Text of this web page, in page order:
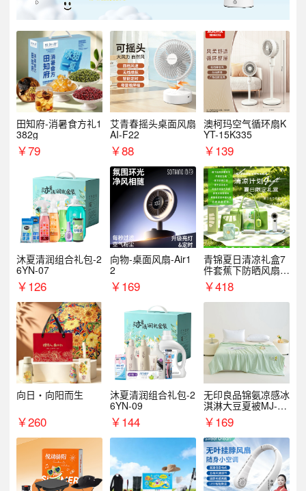
田知府-消暑食方礼1
382g
￥79
艾青春摇头桌面风扇
AI-F22
￥88
澳柯玛空气循环扇K
YT-15K335
￥139
沐夏清润组合礼包-2
6YN-07
￥126
向物-桌面风扇-Air1
2
￥169
青锦夏日清凉礼盒7
件套蕉下防晒风扇员
工福利端午伴手礼企
业定制
￥418
向日・向阳而生
￥260
沐夏清润组合礼包-2
6YN-09
￥144
无印良品锦氨凉感冰
淇淋大豆夏被MJ-B2
025-0193
￥169